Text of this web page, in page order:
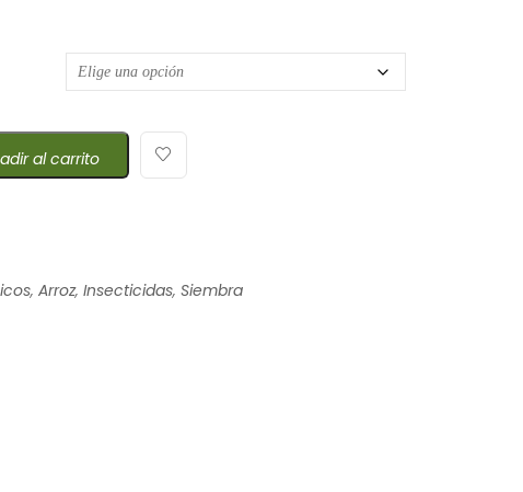
al carrito
, Arroz, Insecticidas, Siembra